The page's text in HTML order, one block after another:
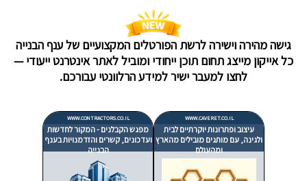
גישה מהירה וישירה לרשת הפורטלים המקצועיים של ענף הבנייה
כל אייקון מייצג תחום תוכן ייחודי ומוביל לאתר אינטרנט ייעודי —
לחצו למעבר ישיר למידע הרלוונטי עבורכם.
WWW.CAVERET.CO.IL
עיצוב ופתרונות יוקרתיים לבית
ולגינה, עם מותגים מובילים מהארץ
ומהעולם
WWW.CONTRACTORS.CO.IL
מפגש הקבלנים - המקור לחדשות
ועדכונים, קשרים והזדמנויות בענף
הבנייה